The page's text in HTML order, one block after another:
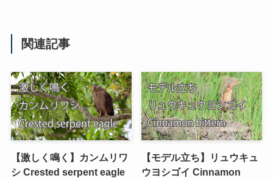
関連記事
【激しく鳴く】カンムリワ
シ Crested serpent eagle
【モデル立ち】リュウキュ
ウヨシゴイ Cinnamon